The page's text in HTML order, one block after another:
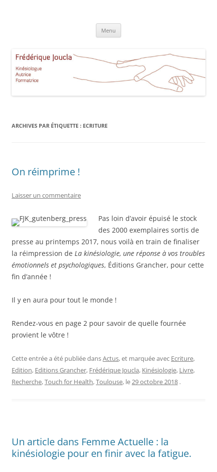
Aucamville Toulouse
Menu
ARCHIVES PAR ÉTIQUETTE : ECRITURE
On réimprime !
Laisser un commentaire
Pas loin d’avoir épuisé le stock
des 2000 exemplaires sortis de
presse au printemps 2017, nous voilà en train de finaliser
la réimpression de La kinésiologie, une réponse à vos troubles
émotionnels et psychologiques, Éditions Grancher, pour cette
fin d’année !
Il y en aura pour tout le monde !
Rendez-vous en page 2 pour savoir de quelle fournée
provient le vôtre !
Cette entrée a été publiée dansActus, et marquée avec Ecriture,
Edition, Editions Grancher, Frédérique Joucla, Kinésiologie, Livre,
Recherche,Touch for Health,Toulouse, le29 octobre 2018 .
Un article dans Femme Actuelle : la
kinésiologie pour en finir avec la fatigue.